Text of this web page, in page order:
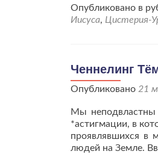
Опубликовано в
Иисуса, Цистерия-
Ченнелинг
Опубликовано 21
Мы неподвластны
*астигмации, в
проявлявшихся в
людей на Земле.